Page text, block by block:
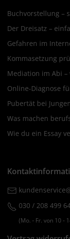
Buchvorstellung –
Der Dreisatz –
Gefahren im
Kommasetzung
Mediation im Abi –
Online-Diagnose
Pubertät bei
Was machen
Wie du ein Essay
030 / 208 499
(Mo. ‐ Fr. von 10 ‐